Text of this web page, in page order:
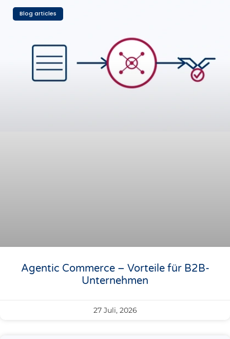
Blog articles
Agentic Commerce – Vorteile für B2B-
Unternehmen
27 Juli, 2026